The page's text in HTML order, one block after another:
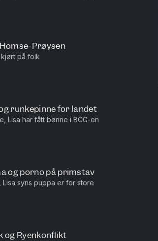
Prøysen
på folk
runkepinne for landet
Lisa har fått bønne i BCG-en
og porno på primstav
syns puppa er for store
og Ryenkonflikt